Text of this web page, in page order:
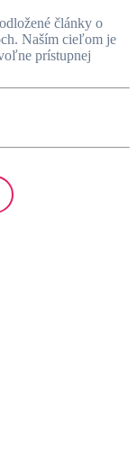
články o
Naším cieľom je
prístupnej